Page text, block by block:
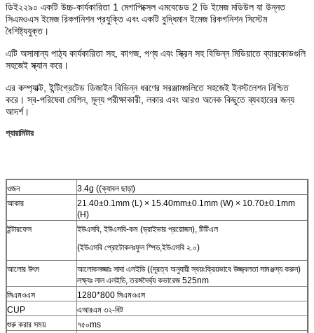
ডিই২২৯০ একটি উচ্চ-কার্যকারিতা 1 মেগাপিক্সেল এমবেডেড 2 ডি ইমেজ মডিউল যা উন্নত
সিএমওএস ইমেজ রিকগনিশন প্রযুক্তি এবং একটি বুদ্ধিমান ইমেজ রিকগনিশন সিস্টেম
বৈশিষ্ট্যযুক্ত।
এটি অসামান্য পাঠ্য কার্যকারিতা সহ, কাগজ, পণ্য এবং স্ক্রিন সহ বিভিন্ন মিডিয়াতে ব্যারকোডগুলি
সহজেই স্ক্যান করে।
এর কম্প্যাক্ট, ইন্টিগ্রেটেড ডিজাইন বিভিন্ন ধরণের সরঞ্জামগুলিতে সহজেই ইনস্টলেশন নিশ্চিত
করে। স্ব-পরিষেবা মেশিন, মূল্য পরীক্ষাকারী, লকার এবং আরও অনেক কিছুতে ব্যবহারের জন্য
আদর্শ।
প্যারামিটার
ওজন
3.4g ((ক্যাবল ছাড়া)
আকার
21.40±0.1mm (L) × 15.40mm±0.1mm (W) × 10.70±0.1mm
(H)
ইন্টারফেস
ইউএসবি, ইউএসবি-কম (ড্রাইভার প্রয়োজন), টিটিএল
(ইউএসবি প্রোটোকলঃফুল স্পিড,ইউএসবি ২.০)
আলোর উৎস
আলোকসজ্জাঃ সাদা এলইডি ((দূরত্ব অনুযায়ী স্বয়ংক্রিয়ভাবে উজ্জ্বলতা সামঞ্জস্য করুন)
লক্ষ্যঃ লাল এলইডি, তরঙ্গদৈর্ঘ্য কভারেজ 525nm
সিএমওএস
1280*800 সিএমওএস
CUP
এআরএম ৩২-বিট
শুরু করার সময়
৭৫০ms